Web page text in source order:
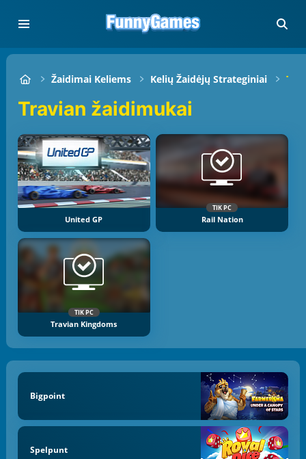
Žaidimai Keliems Kelių Žaidėjų Strateginiai
Travian žaidimukai
United GP
TIK PC
Rail Nation
TIK PC
Travian Kingdoms
Bigpoint
Spelpunt